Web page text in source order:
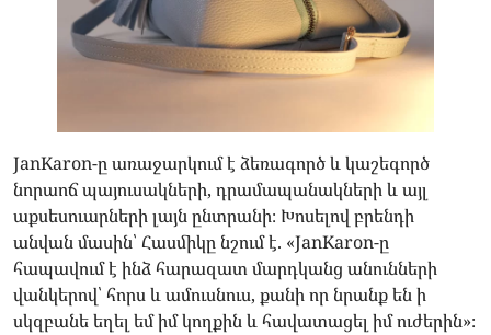
JanKaron-ը առաջարկում է ձեռագործ և կաշեգործ
նորաոճ պայուսակների, դրամապանակների և այլ
աքսեսուարների լայն ընտրանի։ Խոսելով բրենդի
անվան մասին՝ Հասմիկը նշում է. «JanKaron-ը
հապավում է ինձ հարազատ մարդկանց անունների
վանկերով՝ հորս և ամուսնուս, քանի որ նրանք են ի
սկզբանե եղել եմ իմ կողքին և հավատացել իմ ուժերին»։